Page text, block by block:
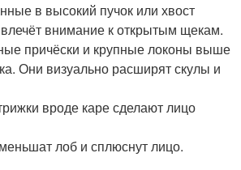
в высокий пучок или хвост
внимание к открытым щекам.
причёски и крупные локоны выше
Они визуально расширят скулы и
вроде каре сделают лицо
лоб и сплюснут лицо.